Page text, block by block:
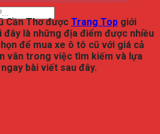
Cần Thơ được Trang Top giới
là những địa điểm được nhiều
để mua xe ô tô cũ với giá cả
vân trong việc tìm kiếm và lựa
bài viết sau đây.